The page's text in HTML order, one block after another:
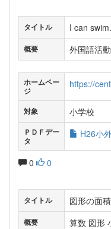
タイトル I can swim.
概要 外国語活
ホームペー
ジ
https://
対象 小学校
ＰＤＦデー
タ
H26小
0 0
タイトル 図形の面積
概要 算数 図形